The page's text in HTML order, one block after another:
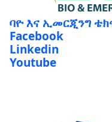
ባዮ እና ኢመርጂንግ
Facebook
Linkedin
Youtube